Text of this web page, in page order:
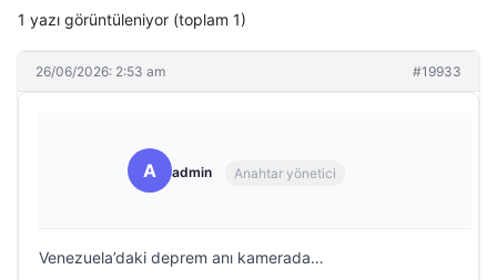
1 yazı görüntüleniyor (toplam 1)
26/06/2026: 2:53 am #19933
A admin Anahtar yönetici
Venezuela’daki deprem anı kamerada…